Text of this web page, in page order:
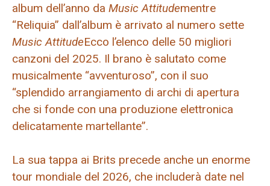
album dell’anno da Music Attitudementre
“Reliquia” dall’album è arrivato al numero sette
Music AttitudeEcco l’elenco delle 50 migliori
canzoni del 2025. Il brano è salutato come
musicalmente “avventuroso”, con il suo
“splendido arrangiamento di archi di apertura
che si fonde con una produzione elettronica
delicatamente martellante”.
La sua tappa ai Brits precede anche un enorme
tour mondiale del 2026, che includerà date nel